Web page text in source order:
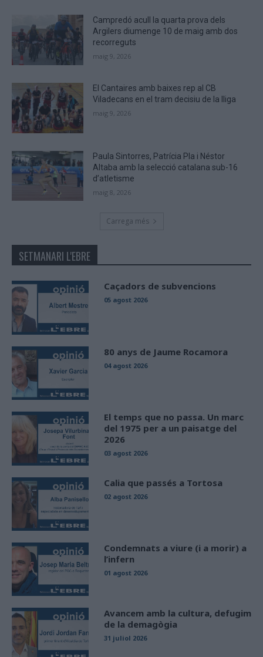
Campredó acull la quarta prova dels
Argilers diumenge 10 de maig amb dos
recorreguts
maig 9, 2026
El Cantaires amb baixes rep al CB
Viladecans en el tram decisiu de la lliga
maig 9, 2026
Paula Sintorres, Patrícia Pla i Néstor
Altaba amb la selecció catalana sub-16
d’atletisme
maig 8, 2026
Carrega més
SETMANARI L'EBRE
Caçadors de subvencions
05 agost 2026
80 anys de Jaume Rocamora
04 agost 2026
El temps que no passa. Un marc
del 1975 per a un paisatge del
2026
03 agost 2026
Calia que passés a Tortosa
02 agost 2026
Condemnats a viure (i a morir) a
l’infern
01 agost 2026
Avancem amb la cultura, defugim
de la demagògia
31 juliol 2026